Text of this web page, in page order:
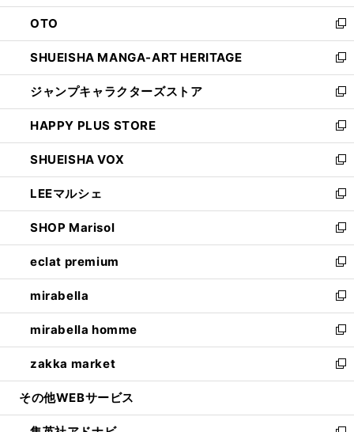
ウ
で
開
く
ン
ド
ウ
で
開
く
OTO
新
し
い
ウ
ィ
ン
ド
ウ
で
開
く
SHUEISHA MANGA-ART HERITAGE
新
し
い
ウ
ィ
ン
ド
ウ
で
開
く
ジャンプキャラクターズストア
新
し
い
ウ
ィ
ン
ド
ウ
で
開
く
HAPPY PLUS STORE
新
し
い
ウ
ィ
ン
ド
ウ
で
開
く
SHUEISHA VOX
新
し
い
ウ
ィ
ン
ド
ウ
で
開
く
LEEマルシェ
新
し
い
ウ
ィ
ン
ド
ウ
で
開
く
SHOP Marisol
新
し
い
ウ
ィ
ン
ド
ウ
で
開
eclat premium
新
し
い
ウ
ィ
ン
ド
ウ
開
mirabella
新
し
い
ウ
ィ
ン
ウ
mirabella homme
新
し
い
ウ
ン
zakka market
新
し
ウ
その他WEBサービス